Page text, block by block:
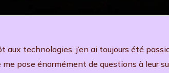
technologies, j’en ai toujours été
pose énormément de questions à leur